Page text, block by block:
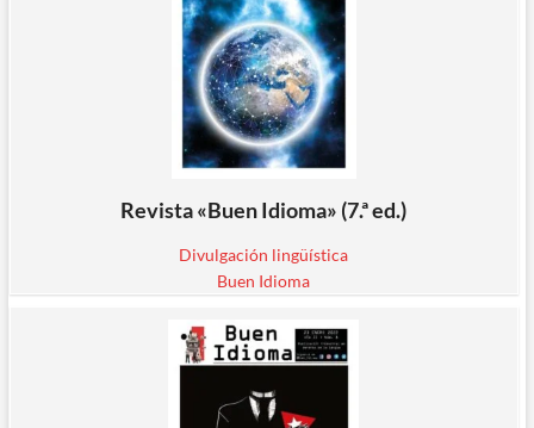
Revista «Buen Idioma» (7.ª ed.)
Divulgación lingüística
Buen Idioma